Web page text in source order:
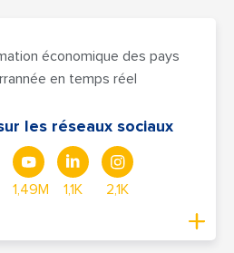
économique des pays
en temps réel
les réseaux sociaux
1,49M 1,1K 2,1K